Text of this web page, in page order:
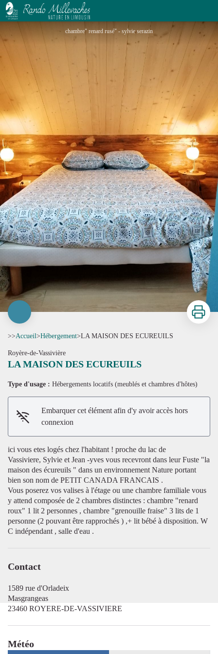
LA MAISON DES ECUREUILS
chambre" renard rusé" - sylvie serazin
Voir l'image en plein écran
Imprimer
>>Accueil>Hébergement>LA MAISON DES ECUREUILS
Royère-de-Vassivière
LA MAISON DES ECUREUILS
Type d'usage : Hébergements locatifs (meublés et chambres d'hôtes)
Embarquer cet élément afin d'y avoir accès hors
connexion
ici vous etes logés chez l'habitant ! proche du lac de
Vassiviere, Sylvie et Jean -yves vous recevront dans leur Fuste "la
maison des écureuils " dans un environnement Nature portant
bien son nom de PETIT CANADA FRANCAIS .
Vous poserez vos valises à l'étage ou une chambre familiale vous
y attend composée de 2 chambres distinctes : chambre "renard
roux" 1 lit 2 personnes , chambre "grenouille fraise" 3 lits de 1
personne (2 pouvant être rapprochés ) ,+ lit bébé à disposition. W
C indépendant , salle d'eau .
Contact
1589 rue d'Orladeix
Masgrangeas
23460 ROYERE-DE-VASSIVIERE
Météo